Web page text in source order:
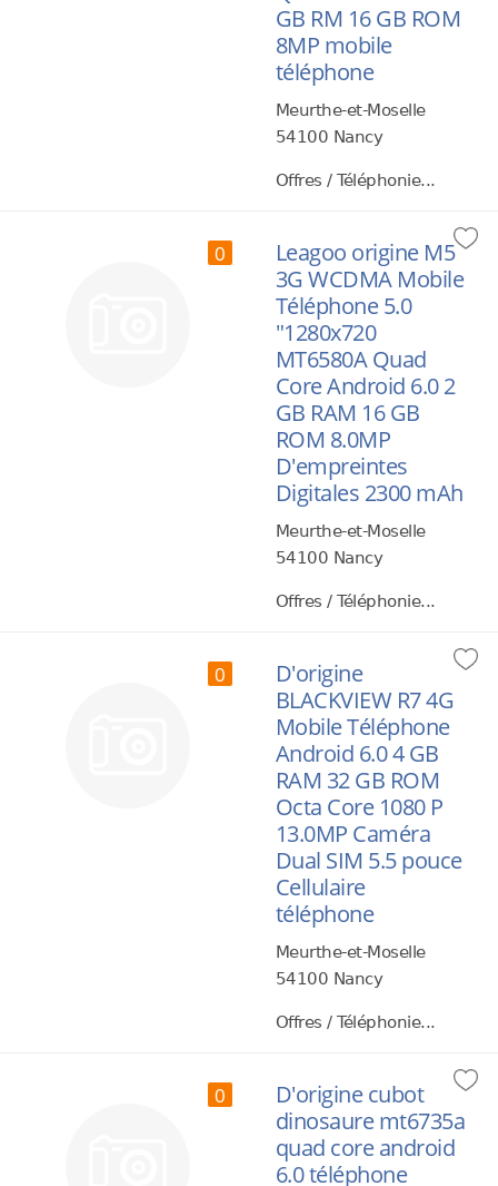
GB RM 16 GB ROM
8MP mobile
téléphone
Meurthe-et-Moselle
54100 Nancy
Offres / Téléphonie...
0
Leagoo origine M5
3G WCDMA Mobile
Téléphone 5.0
"1280x720
MT6580A Quad
Core Android 6.0 2
GB RAM 16 GB
ROM 8.0MP
D'empreintes
Digitales 2300 mAh
Meurthe-et-Moselle
54100 Nancy
Offres / Téléphonie...
0
D'origine
BLACKVIEW R7 4G
Mobile Téléphone
Android 6.0 4 GB
RAM 32 GB ROM
Octa Core 1080 P
13.0MP Caméra
Dual SIM 5.5 pouce
Cellulaire
téléphone
Meurthe-et-Moselle
54100 Nancy
Offres / Téléphonie...
0
D'origine cubot
dinosaure mt6735a
quad core android
6.0 téléphone